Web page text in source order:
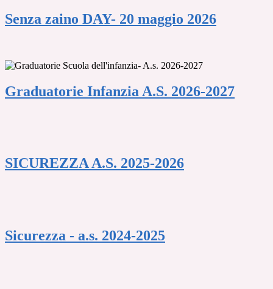
Senza zaino DAY- 20 maggio 2026
Graduatorie Infanzia A.S. 2026-2027
SICUREZZA A.S. 2025-2026
Sicurezza - a.s. 2024-2025